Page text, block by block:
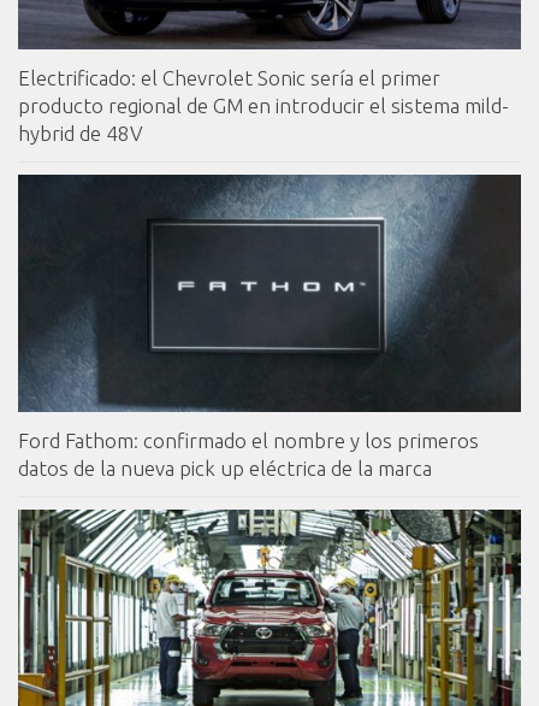
Electrificado: el Chevrolet Sonic sería el primer
producto regional de GM en introducir el sistema mild-
hybrid de 48V
Ford Fathom: confirmado el nombre y los primeros
datos de la nueva pick up eléctrica de la marca